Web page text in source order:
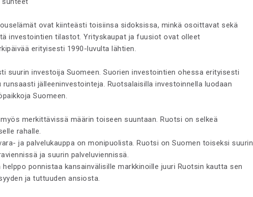
ovat kiinteästi toisiinsa sidoksissa, minkä osoittavat sekä
investointien tilastot. Yrityskaupat ja fuusiot ovat olleet
erityisesti 1990-luvulta lähtien.
suurin investoija Suomeen. Suorien investointien ohessa erityisesti
runsaasti jälleeninvestointeja. Ruotsalaisilla investoinnella luodaan
Suomeen.
merkittävissä määrin toiseen suuntaan. Ruotsi on selkeä
rahalle.
ja palvelukauppa on monipuolista. Ruotsi on Suomen toiseksi suurin
ja suurin palveluviennissä.
ponnistaa kansainvälisille markkinoille juuri Ruotsin kautta sen
ja tuttuuden ansiosta.